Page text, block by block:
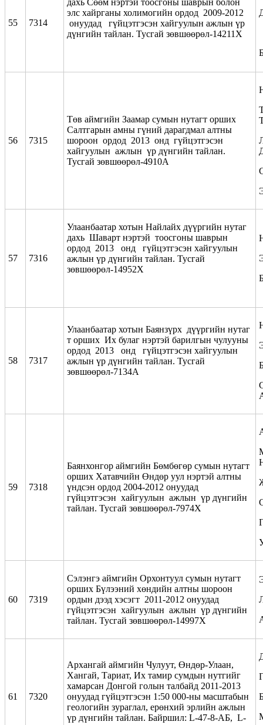
55 7314
дахь Сөөм нэртэй тоосгоны шаврын болон
элс хайрганы холимогийн ордод 2009-2012
онуудад гүйцэтгэсэн хайгуулын ажлын үр
дүнгийн тайлан. Тусгай зөвшөөрөл-14211Х
56 7315
Төв аймгийн Заамар сумын нутагт орших
Салтгарын амны гүний дарагдмал алтны
шороон ордод 2013 онд гүйцэтгэсэн
хайгуулын ажлын үр дүнгийн тайлан.
Тусгай зөвшөөрөл-4910А
57 7316
Улаанбаатар хотын Найлайх дүүргийн нутаг
дахь Шаварт нэртэй тоосгоны шаврын
ордод 2013 онд гүйцэтгэсэн хайгуулын
ажлын үр дүнгийн тайлан. Тусгай
зөвшөөрөл-14952Х
58 7317
Улаанбаатар хотын Баянзүрх дүүргийн нутаг
т орших Их булаг нэртэй барилгын чулууны
ордод 2013 онд гүйцэтгэсэн хайгуулын
ажлын үр дүнгийн тайлан. Тусгай
зөвшөөрөл-7134А
59 7318
Баянхонгор аймгийн Бөмбөгөр сумын нутагт
орших Хатавчийн Өндөр уул нэртэй алтны
үндсэн ордод 2004-2012 онуудад
гүйцэтгэсэн хайгуулын ажлын үр дүнгийн
тайлан. Тусгай зөвшөөрөл-7974Х
60 7319
Сэлэнгэ аймгийн Орхонтуул сумын нутагт
орших Бүлээний хөндийн алтны шороон
ордын дээд хэсэгт 2011-2012 онуудад
гүйцэтгэсэн хайгуулын ажлын үр дүнгийн
тайлан. Тусгай зөвшөөрөл-14997Х
61 7320
Архангай аймгийн Чулуут, Өндөр-Улаан,
Хангай, Тариат, Их тамир сумдын нутгийг
хамарсан Донгой голын талбайд 2011-2013
онуудад гүйцэтгэсэн 1:50 000-ны масштабын
геологийн зураглал, ерөнхий эрлийн ажлын
үр дүнгийн тайлан. Байршил: L-47-8-АБ, L-